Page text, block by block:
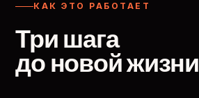
КАК ЭТО РАБОТАЕТ
Три шага
до новой жизни